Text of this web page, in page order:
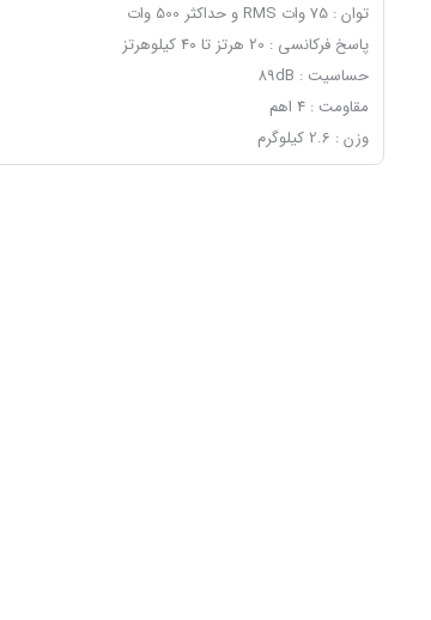
توان : 75 وات RMS و حداکثر 500 وات
پاسخ فرکانسی : 20 هرتز تا 40 کیلوهرتز
حساسیت : 89dB
مقاومت : 4 اهم
وزن : 2.6 کیلوگرم